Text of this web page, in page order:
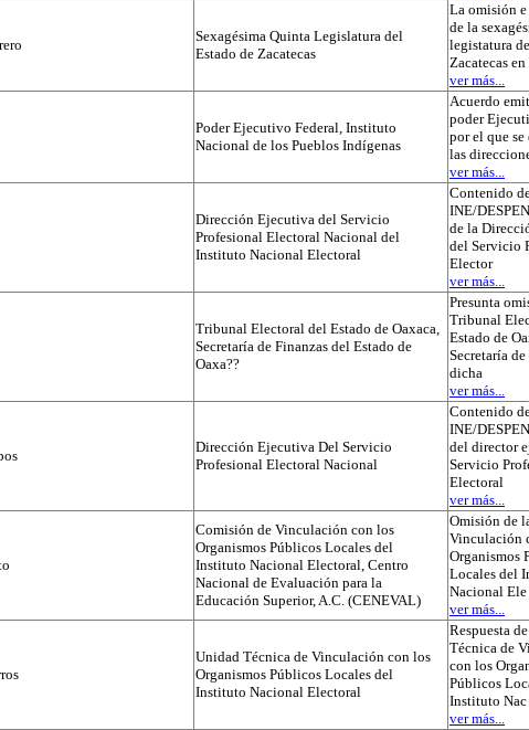
Sexagésima Quinta Legislatura del
Estado de Zacatecas
La omisión
de la
legistatura
Zacatecas
ver más...
Poder Ejecutivo Federal, Instituto
Nacional de los Pueblos Indígenas
Acuerdo
poder
por el que se
las
ver más...
Dirección Ejecutiva del Servicio
Profesional Electoral Nacional del
Instituto Nacional Electoral
Contenido
INE/
de la
del Servicio
Elector
ver más...
Tribunal Electoral del Estado de Oaxaca,
Secretaría de Finanzas del Estado de
Oaxa??
Presunta
Tribunal
Estado de
Secretaría
dicha
ver más...
Dirección Ejecutiva Del Servicio
Profesional Electoral Nacional
Contenido
INE/
del director
Servicio
Electoral
ver más...
Comisión de Vinculación con los
Organismos Públicos Locales del
Instituto Nacional Electoral, Centro
Nacional de Evaluación para la
Educación Superior, A.C. (CENEVAL)
Omisión de
Vinculación
Organismos
Locales del
Nacional Ele
ver más...
Unidad Técnica de Vinculación con los
Organismos Públicos Locales del
Instituto Nacional Electoral
Respuesta
Técnica de
con los
Públicos
Instituto Nac
ver más...